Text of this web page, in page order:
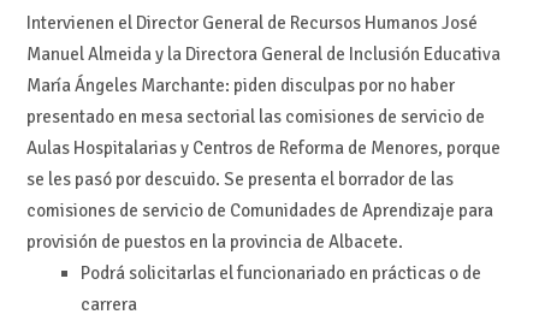
Intervienen el Director General de Recursos Humanos José
Manuel Almeida y la Directora General de Inclusión Educativa
María Ángeles Marchante: piden disculpas por no haber
presentado en mesa sectorial las comisiones de servicio de
Aulas Hospitalarias y Centros de Reforma de Menores, porque
se les pasó por descuido. Se presenta el borrador de las
comisiones de servicio de Comunidades de Aprendizaje para
provisión de puestos en la provincia de Albacete.
Podrá solicitarlas el funcionariado en prácticas o de
carrera